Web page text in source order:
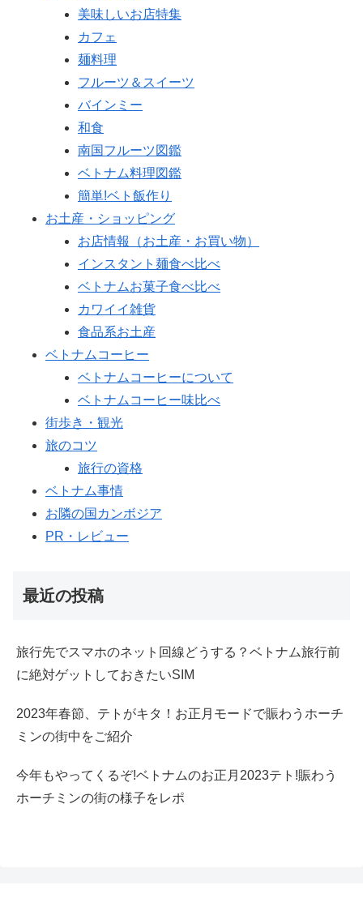
美味しいお店特集
カフェ
麺料理
フルーツ＆スイーツ
バインミー
和食
南国フルーツ図鑑
ベトナム料理図鑑
簡単!ベト飯作り
お土産・ショッピング
お店情報（お土産・お買い物）
インスタント麺食べ比べ
ベトナムお菓子食べ比べ
カワイイ雑貨
食品系お土産
ベトナムコーヒー
ベトナムコーヒーについて
ベトナムコーヒー味比べ
街歩き・観光
旅のコツ
旅行の資格
ベトナム事情
お隣の国カンボジア
PR・レビュー
最近の投稿
旅行先でスマホのネット回線どうする？ベトナム旅行前
に絶対ゲットしておきたいSIM
2023年春節、テトがキタ！お正月モードで賑わうホーチ
ミンの街中をご紹介
今年もやってくるぞ!ベトナムのお正月2023テト!賑わう
ホーチミンの街の様子をレポ